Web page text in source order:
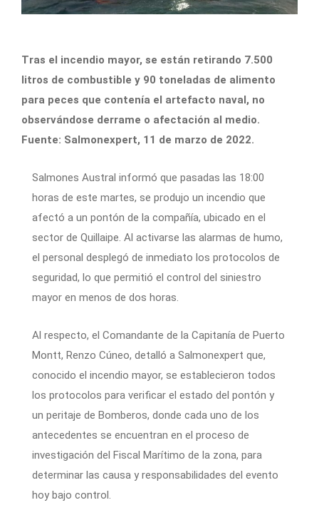
Tras el incendio mayor, se están retirando 7.500
litros de combustible y 90 toneladas de alimento
para peces que contenía el artefacto naval, no
observándose derrame o afectación al medio.
Fuente: Salmonexpert, 11 de marzo de 2022.
Salmones Austral informó que pasadas las 18:00
horas de este martes, se produjo un incendio que
afectó a un pontón de la compañía, ubicado en el
sector de Quillaipe. Al activarse las alarmas de humo,
el personal desplegó de inmediato los protocolos de
seguridad, lo que permitió el control del siniestro
mayor en menos de dos horas.
Al respecto, el Comandante de la Capitanía de Puerto
Montt, Renzo Cúneo, detalló a Salmonexpert que,
conocido el incendio mayor, se establecieron todos
los protocolos para verificar el estado del pontón y
un peritaje de Bomberos, donde cada uno de los
antecedentes se encuentran en el proceso de
investigación del Fiscal Marítimo de la zona, para
determinar las causa y responsabilidades del evento
hoy bajo control.